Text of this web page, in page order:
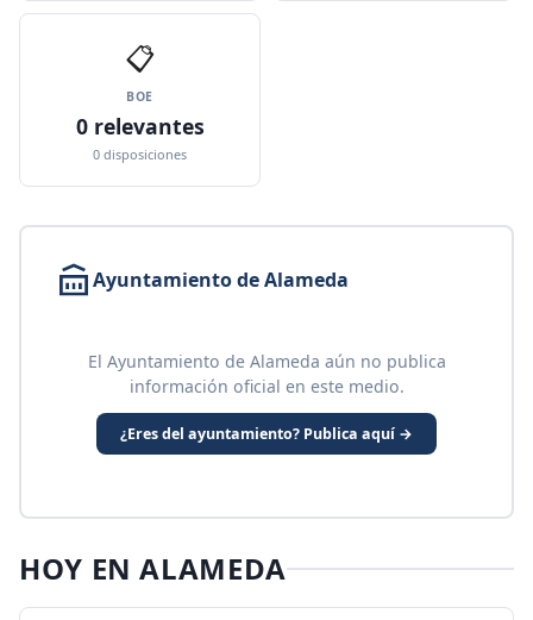
📋
BOE
0 relevantes
0 disposiciones
Ayuntamiento de Alameda
El Ayuntamiento de Alameda aún no publica
información oficial en este medio.
¿Eres del ayuntamiento? Publica aquí →
HOY EN ALAMEDA